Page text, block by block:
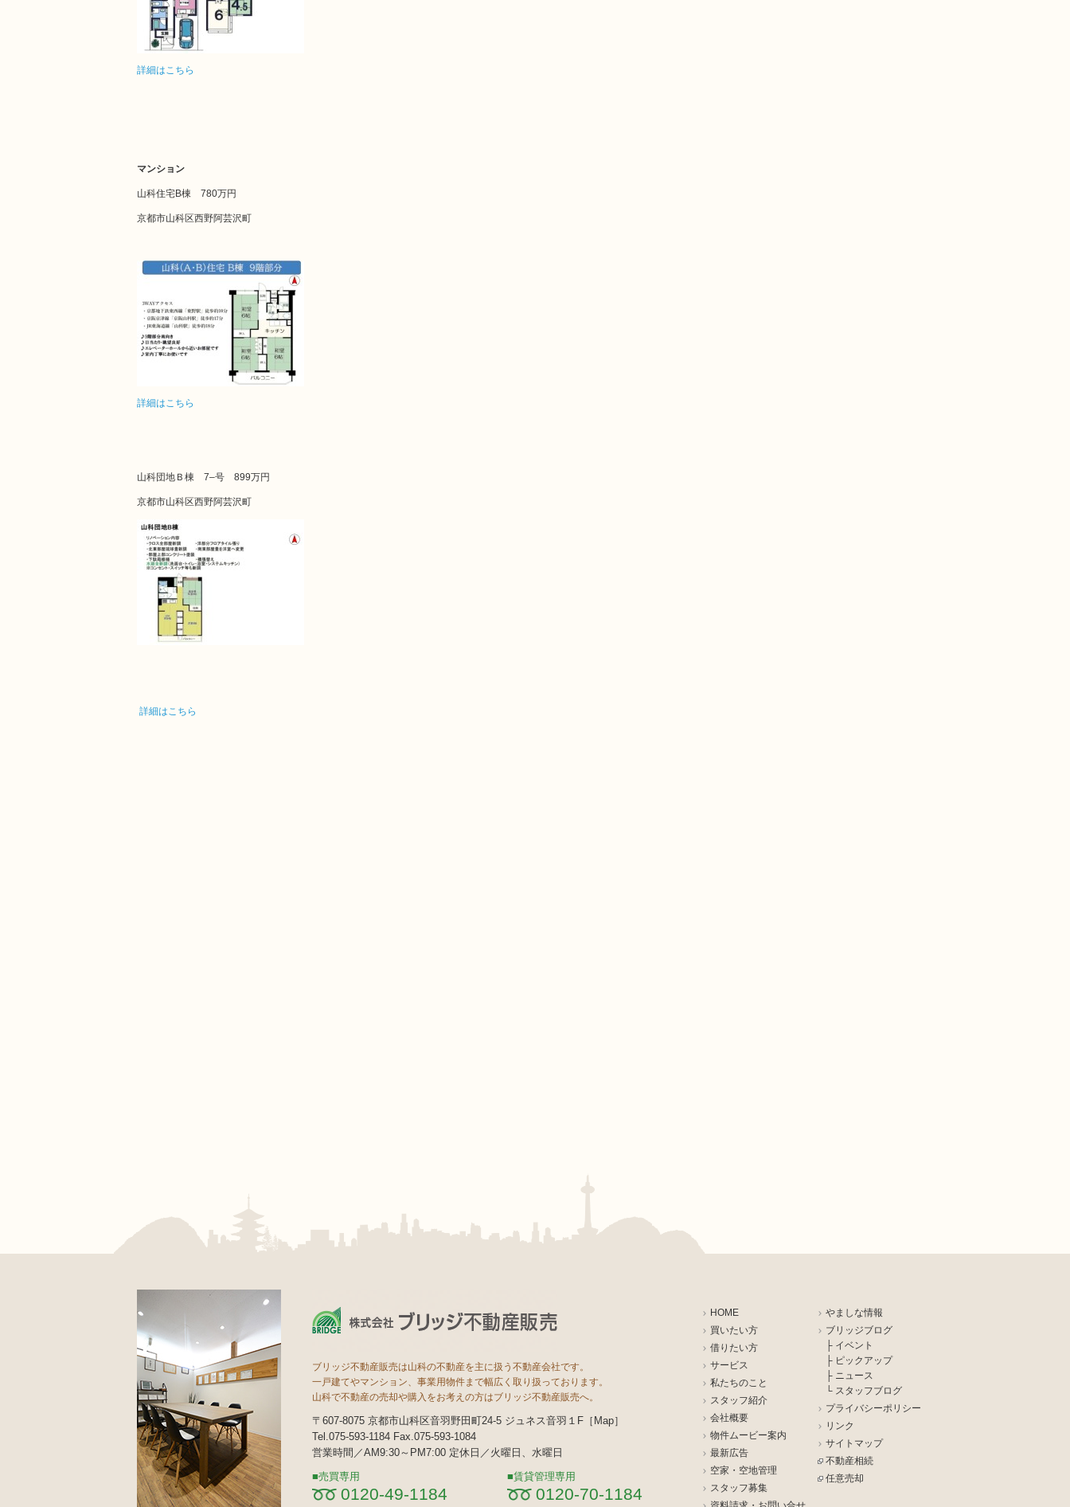
詳細はこちら
マンション
山科住宅B棟 780万円
京都市山科区西野阿芸沢町
詳細はこちら
山科団地Ｂ棟 7–号 899万円
京都市山科区西野阿芸沢町
詳細はこちら
ブリッジ不動産販売は山科の不動産を主に扱う不動産会社です。
一戸建てやマンション、事業用物件まで幅広く取り扱っております。
山科で不動産の売却や購入をお考えの方はブリッジ不動産販売へ。
〒607-8075 京都市山科区音羽野田町24-5 ジュネス音羽１F［ Map］
Tel.075-593-1184 Fax.075-593-1084
営業時間／AM9:30～PM7:00 定休日／火曜日、水曜日
売買専用
0120-49-1184
賃貸管理専用
0120-70-1184
HOME
買いたい方
借りたい方
サービス
私たちのこと
スタッフ紹介
会社概要
物件ムービー案内
最新広告
空家・空地管理
スタッフ募集
やましな情報
ブリッジブログ
├ イベント
├ ピックアップ
├ ニュース
└ スタッフブログ
プライバシーポリシー
リンク
サイトマップ
不動産相続
任意売却